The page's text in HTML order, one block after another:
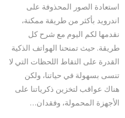
استعادة الصور المحذوفة على
اندرويد بأكثر من طريقة ممكنة،
نقدمها لكم اليوم مع شرح كل
طريقة. حيث تمنحنا الهواتف الذكية
القدرة على التقاط اللحظات التي لا
تنسى بسهولة في حياتنا، ولكن
هناك عواقب لتخزين ذكرياتنا على
الأجهزة المحمولة، وفقدان…